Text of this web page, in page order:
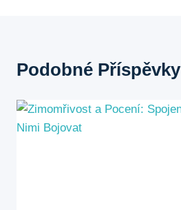
Podobné Příspěvky